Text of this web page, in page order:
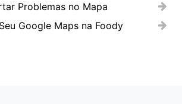
Problemas no Mapa
Google Maps na Foody